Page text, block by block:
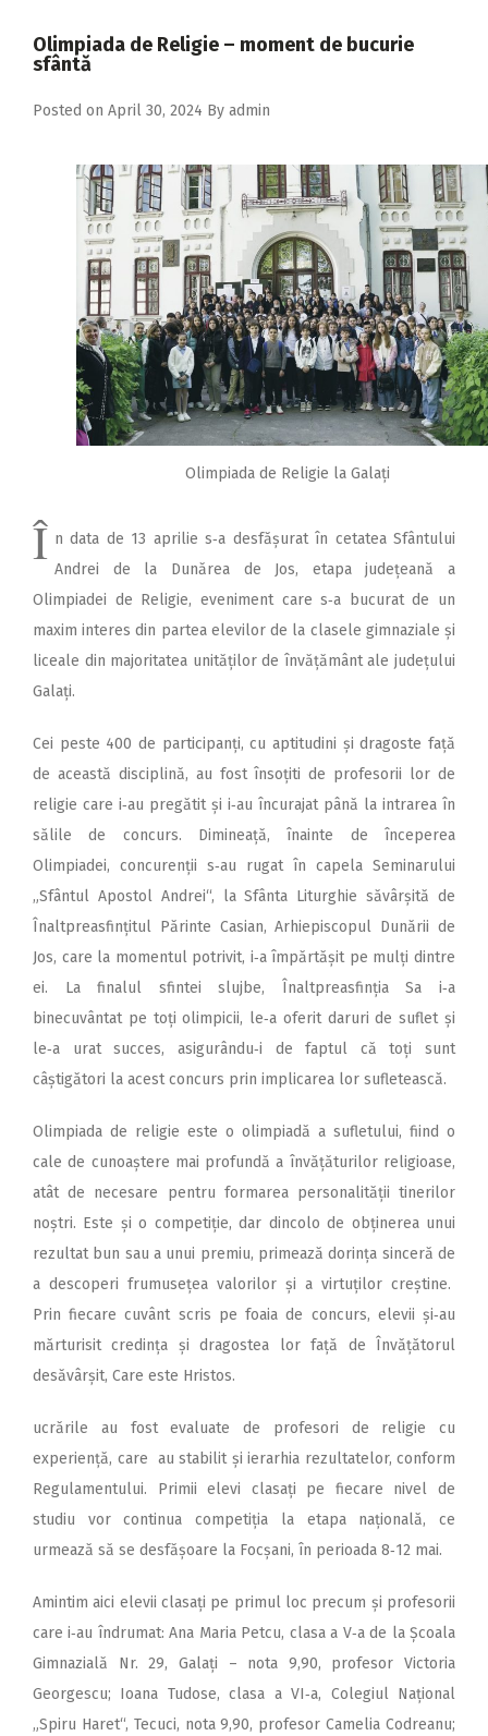
2017
Olimpiada de Religie – moment de bucurie
sfântă
Posted on April 30, 2024 By admin
Olimpiada de Religie la Galați
Î n data de 13 aprilie s‑a desfășurat în cetatea Sfântului
Andrei de la Dunărea de Jos, etapa județeană a
Olimpiadei de Religie, eveniment care s‑a bucurat de un
maxim interes din partea elevilor de la clasele gimnaziale și
liceale din majoritatea unităților de învățământ ale județului
Galați.
Cei peste 400 de participanți, cu aptitudini și dragoste față
de această disciplină, au fost însoțiti de profesorii lor de
religie care i‑au pregătit și i‑au încurajat până la intrarea în
sălile de concurs. Dimineață, înainte de începerea
Olimpiadei, concurenții s‑au rugat în capela Seminarului
„Sfântul Apostol Andrei“, la Sfânta Liturghie săvârșită de
Înaltpreasfințitul Părinte Casian, Arhiepiscopul Dunării de
Jos, care la momentul potrivit, i‑a împărtășit pe mulți dintre
ei. La finalul sfintei slujbe, Înaltpreasfinția Sa i‑a
binecuvântat pe toți olimpicii, le‑a oferit daruri de suflet și
le‑a urat succes, asigurându‑i de faptul că toți sunt
câștigători la acest concurs prin implicarea lor sufletească.
Olimpiada de religie este o olimpiadă a sufletului, fiind o
cale de cunoaștere mai profundă a învățăturilor religioase,
atât de necesare pentru formarea personalității tinerilor
noștri. Este și o competiție, dar dincolo de obținerea unui
rezultat bun sau a unui premiu, primează dorința sinceră de
a descoperi frumusețea valorilor și a virtuților creștine.
Prin fiecare cuvânt scris pe foaia de concurs, elevii și‑au
mărturisit credința și dragostea lor față de Învățătorul
desăvârșit, Care este Hristos.
ucrările au fost evaluate de profesori de religie cu
experiență, care au stabilit și ierarhia rezultatelor, conform
Regulamentului. Primii elevi clasați pe fiecare nivel de
studiu vor continua competiția la etapa națională, ce
urmează să se desfășoare la Focșani, în perioada 8‑12 mai.
Amintim aici elevii clasați pe primul loc precum și profesorii
care i‑au îndrumat: Ana Maria Petcu, clasa a V‑a de la Școala
Gimnazială Nr. 29, Galați – nota 9,90, profesor Victoria
Georgescu; Ioana Tudose, clasa a VI‑a, Colegiul Național
„Spiru Haret“, Tecuci, nota 9,90, profesor Camelia Codreanu;